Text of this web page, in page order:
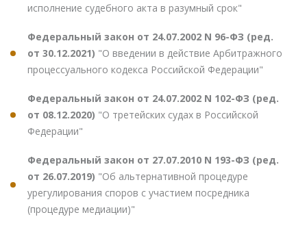
исполнение судебного акта в разумный срок"
Федеральный закон от 24.07.2002 N 96-ФЗ (ред.
от 30.12.2021) "О введении в действие Арбитражного
процессуального кодекса Российской Федерации"
Федеральный закон от 24.07.2002 N 102-ФЗ (ред.
от 08.12.2020) "О третейских судах в Российской
Федерации"
Федеральный закон от 27.07.2010 N 193-ФЗ (ред.
от 26.07.2019) "Об альтернативной процедуре
урегулирования споров с участием посредника
(процедуре медиации)"